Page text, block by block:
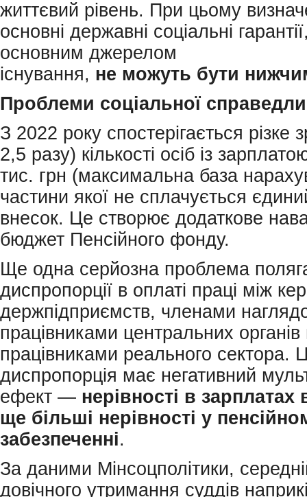
життєвий рівень. При цьому
основні державні соціальні
основним джерелом
існування, не можуть бути
Проблеми соціальної
З 2022 року спостерігається різке
2,5 разу) кількості осіб із
тис. грн (максимальна база
частини якої не сплачується
внесок. Це створює додаткове
бюджет Пенсійного фонду.
Ще одна серйозна проблема
диспропорції в оплаті праці між
держпідприємств, членами
працівниками центральних
працівниками реального сектора.
диспропорція має негативний
ефект — нерівності в
ще більші нерівності у
забезпеченні.
За даними Мінсоцполітики,
довічного утримання суддів